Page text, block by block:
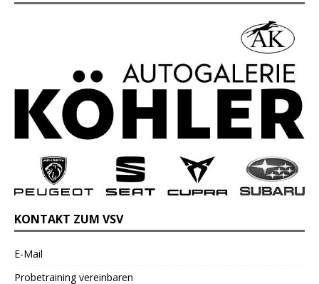
KONTAKT ZUM VSV
E-Mail
Probetraining vereinbaren